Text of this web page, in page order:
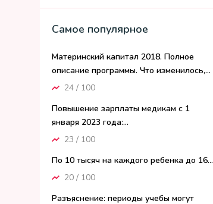
Самое популярное
Материнский капитал 2018. Полное
описание программы. Что изменилось,...
24 / 100
Повышение зарплаты медикам с 1
января 2023 года:...
23 / 100
По 10 тысяч на каждого ребенка до 16...
20 / 100
Разъяснение: периоды учебы могут